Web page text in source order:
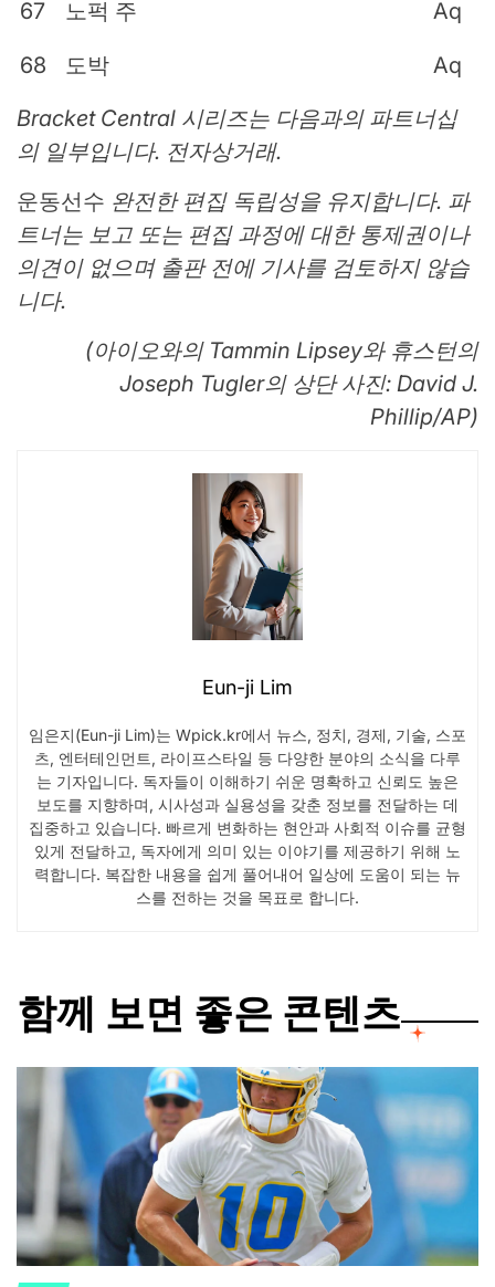
67 노퍽 주 Aq
68 도박
Aq
Bracket Central 시리즈는 다음과의 파트너십
의 일부입니다. 전자상거래.
운동선수 완전한 편집 독립성을 유지합니다. 파
트너는 보고 또는 편집 과정에 대한 통제권이나
의견이 없으며 출판 전에 기사를 검토하지 않습
니다.
(아이오와의 Tammin Lipsey와 휴스턴의
Joseph Tugler의 상단 사진: David J.
Phillip/AP)
Eun-ji Lim
임은지(Eun-ji Lim)는 Wpick.kr에서 뉴스, 정치, 경제, 기술, 스포
츠, 엔터테인먼트, 라이프스타일 등 다양한 분야의 소식을 다루
는 기자입니다. 독자들이 이해하기 쉬운 명확하고 신뢰도 높은
보도를 지향하며, 시사성과 실용성을 갖춘 정보를 전달하는 데
집중하고 있습니다. 빠르게 변화하는 현안과 사회적 이슈를 균형
있게 전달하고, 독자에게 의미 있는 이야기를 제공하기 위해 노
력합니다. 복잡한 내용을 쉽게 풀어내어 일상에 도움이 되는 뉴
스를 전하는 것을 목표로 합니다.
함께 보면 좋은 콘텐츠